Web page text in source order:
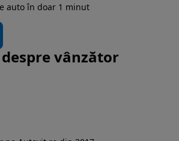
auto în doar 1 minut
vânzător